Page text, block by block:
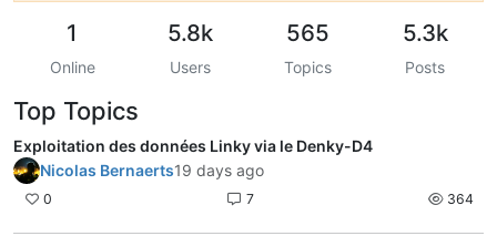
1
Online
5.8k
Users
565
Topics
5.3k
Posts
Top Topics
Exploitation des données Linky via le Denky-D4
Nicolas Bernaerts19 days ago
0 7 364